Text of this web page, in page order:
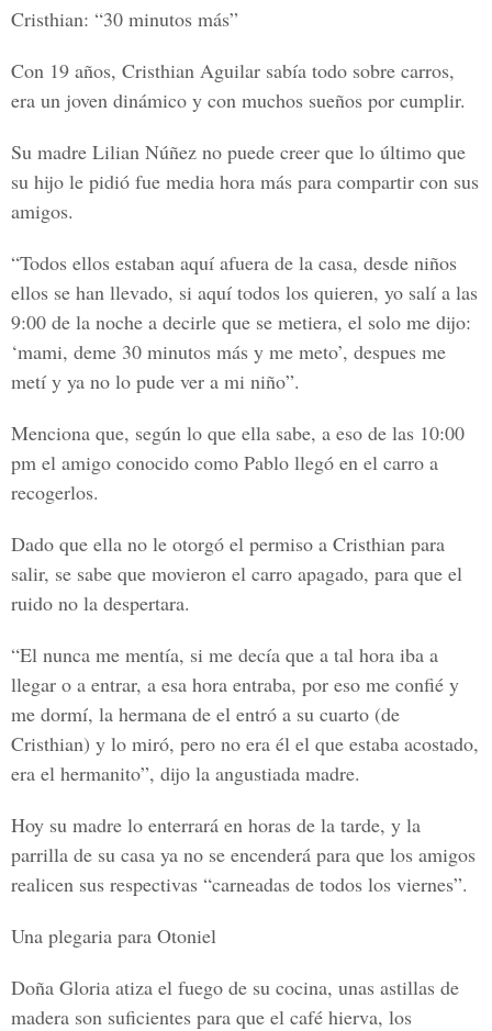
Cristhian: “30 minutos más”
Con 19 años, Cristhian Aguilar sabía todo sobre carros,
era un joven dinámico y con muchos sueños por cumplir.
Su madre Lilian Núñez no puede creer que lo último que
su hijo le pidió fue media hora más para compartir con sus
amigos.
“Todos ellos estaban aquí afuera de la casa, desde niños
ellos se han llevado, si aquí todos los quieren, yo salí a las
9:00 de la noche a decirle que se metiera, el solo me dijo:
‘mami, deme 30 minutos más y me meto’, despues me
metí y ya no lo pude ver a mi niño”.
Menciona que, según lo que ella sabe, a eso de las 10:00
pm el amigo conocido como Pablo llegó en el carro a
recogerlos.
Dado que ella no le otorgó el permiso a Cristhian para
salir, se sabe que movieron el carro apagado, para que el
ruido no la despertara.
“El nunca me mentía, si me decía que a tal hora iba a
llegar o a entrar, a esa hora entraba, por eso me confié y
me dormí, la hermana de el entró a su cuarto (de
Cristhian) y lo miró, pero no era él el que estaba acostado,
era el hermanito”, dijo la angustiada madre.
Hoy su madre lo enterrará en horas de la tarde, y la
parrilla de su casa ya no se encenderá para que los amigos
realicen sus respectivas “carneadas de todos los viernes”.
Una plegaria para Otoniel
Doña Gloria atiza el fuego de su cocina, unas astillas de
madera son suficientes para que el café hierva, los